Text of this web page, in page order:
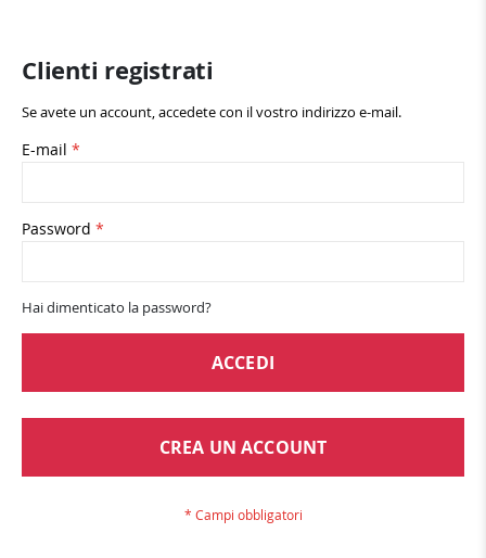
Clienti registrati
Se avete un account, accedete con il vostro indirizzo e-mail.
E-mail
Password
Hai dimenticato la password?
ACCEDI
CREA UN ACCOUNT